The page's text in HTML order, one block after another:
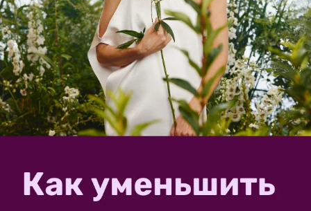
Дача… как много в этом слове. Для многих дача
связана с выращиванием овощей или цветов. И
конечно же, нашим любимым растениям нужен
частый полив. Можно, конечно, бегать с лейкой, вот
только с возрастом это делать всё тяжелее. Есть у нас
и шланг...
Nataliya_Stepanova 29 августа 2025, 17:54
помощников в самых важных дачных
делах